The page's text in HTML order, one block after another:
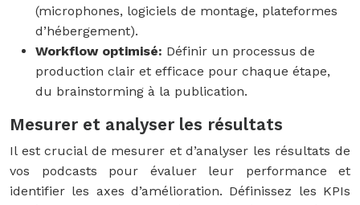
(microphones, logiciels de montage, plateformes
d’hébergement).
Workflow optimisé: Définir un processus de
production clair et efficace pour chaque étape,
du brainstorming à la publication.
Mesurer et analyser les résultats
Il est crucial de mesurer et d’analyser les résultats de
vos podcasts pour évaluer leur performance et
identifier les axes d’amélioration. Définissez les KPIs